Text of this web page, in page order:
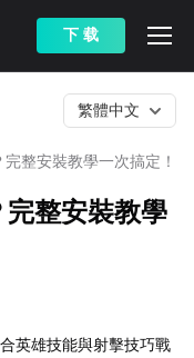
下 载
整安裝教學一次搞定！
繁體中文
整安裝教學
英雄技能與射擊技巧戰